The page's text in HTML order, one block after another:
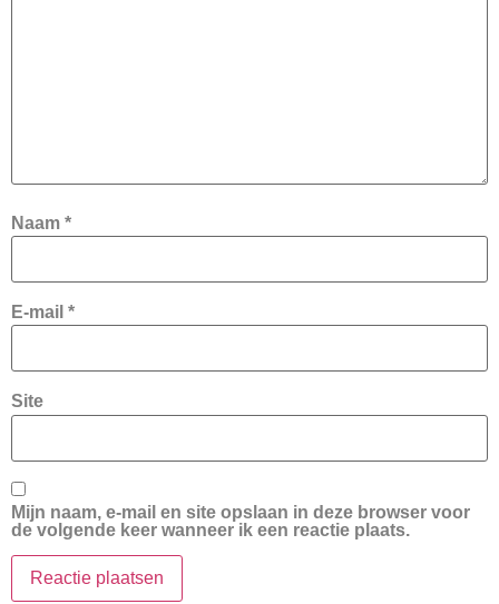
Naam *
E-mail *
Site
Mijn naam, e-mail en site opslaan in deze browser voor
de volgende keer wanneer ik een reactie plaats.